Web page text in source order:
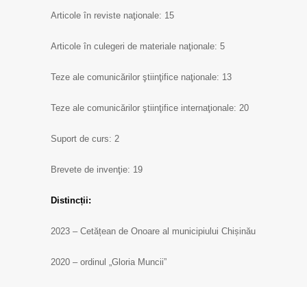
Articole în reviste naţionale: 15
Articole în culegeri de materiale naţionale: 5
Teze ale comunicărilor ştiinţifice naţionale: 13
Teze ale comunicărilor ştiinţifice internaţionale: 20
Suport de curs: 2
Brevete de invenţie: 19
Distincții:
2023 – Cetățean de Onoare al municipiului Chișinău
2020 – ordinul „Gloria Muncii”